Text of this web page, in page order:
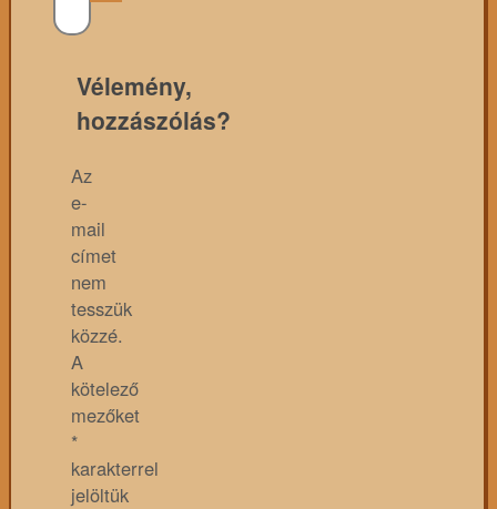
Vélemény,
hozzászólás?
Az
e-
mail
címet
nem
tesszük
közzé.
A
kötelező
mezőket
*
karakterrel
jelöltük